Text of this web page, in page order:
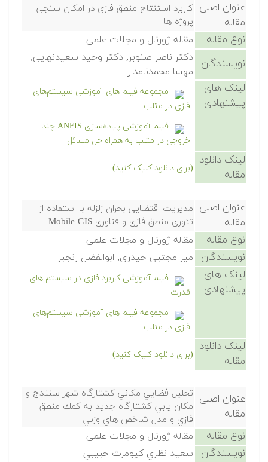
عنوان اصلی
مقاله
کاربرد استنتاج منطق فازی در امکان سنجی
پروژه ها
نوع مقاله مقاله ژورنال و مجلات علمی
نویسندگان
دکتر ناصر صنوبر, دکتر وحید سعیدنهایی,
مهسا محمدنامدار
لینک های
پیشنهادی
مجموعه فیلم های آموزشی سیستم‌های
فازی در متلب
فیلم آموزشی پیاده‌سازی ANFIS چند
خروجی در متلب به همراه حل مسائل
لینک دانلود
مقاله
(برای دانلود کلیک کنید)
عنوان اصلی
مقاله
مدیریت اقتضایی بحران زلزله با استفاده از
تئوری منطق فازی و فناوری Mobile GIS
نوع مقاله مقاله ژورنال و مجلات علمی
نویسندگان میر مجتبی حیدری, ابوالفضل رنجبر
لینک های
پیشنهادی
فیلم آموزشی کاربرد فازی در سیستم های
قدرت
مجموعه فیلم های آموزشی سیستم‌های
فازی در متلب
لینک دانلود
مقاله
(برای دانلود کلیک کنید)
عنوان اصلی
مقاله
تحليل فضايي مكاني كشتارگاه شهر سنندج و
مكان يابي كشتارگاه جديد به كمك منطق
فازي و مدل شاخص هاي وزني
نوع مقاله مقاله ژورنال و مجلات علمی
نویسندگان سعيد نظري كيومرث حبيبي